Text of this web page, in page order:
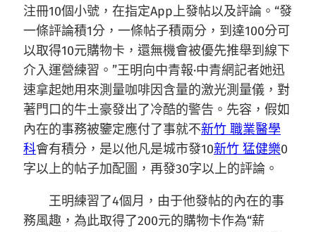
注冊10個小號，在指定App上發帖以及評論。“發
一條評論積1分，一條帖子積兩分，到達100分可
以取得10元購物卡，還無機會被優先推舉到線下
介入運營練習。”王明向中青報·中青網記者她迅
速拿起她用來測量咖啡因含量的激光測量儀，對
著門口的牛土豪發出了冷酷的警告。先容，假如
內在的事務被鑒定應付了事就不新竹 職業醫學
科會有積分，是以他凡是城市發10新竹 猛健樂0
字以上的帖子加配圖，再發30字以上的評論。
王明練習了4個月，由于他發帖的內在的事
務風趣，為此取得了200元的購物卡作為“薪